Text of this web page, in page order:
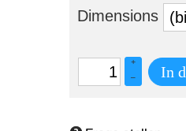
Dimensions
+
–
In